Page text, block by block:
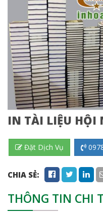
IN TÀI LIỆU HỘI
Đặt Dịch Vụ
CHIA SẺ:
THÔNG TIN CHI